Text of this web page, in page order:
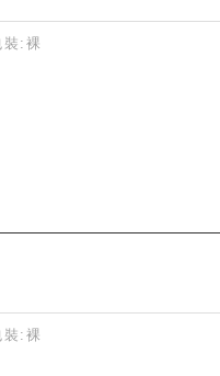
:裸
:裸